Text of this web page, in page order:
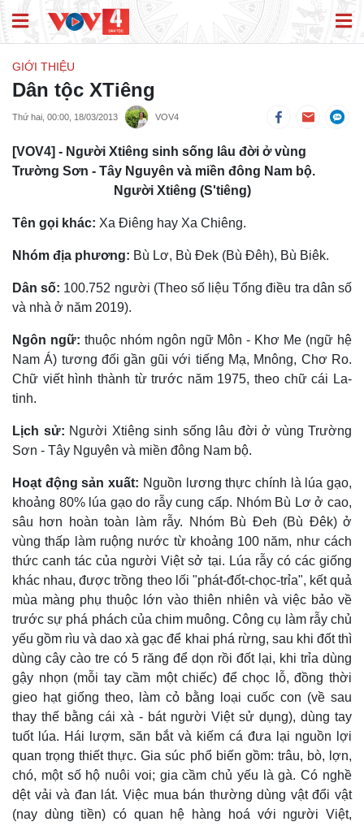
GIỚI THIỆU
Dân tộc XTiêng
Thứ hai, 00:00, 18/03/2013 VOV4
[VOV4] - Người Xtiêng sinh sống lâu đời ở vùng
Trường Sơn - Tây Nguyên và miền đông Nam bộ.
Người Xtiêng (S'tiêng)
Tên gọi khác: Xa Ðiêng hay Xa Chiêng.
Nhóm địa phương: Bù Lơ, Bù Ðek (Bù Ðêh), Bù Biêk.
Dân số: 100.752 người (Theo số liệu Tổng điều tra dân số
và nhà ở năm 2019).
Ngôn ngữ: thuộc nhóm ngôn ngữ Môn - Khơ Me (ngữ hệ
Nam Á) tương đối gần gũi với tiếng Mạ, Mnông, Chơ Ro.
Chữ viết hình thành từ trước năm 1975, theo chữ cái La-
tinh.
Lịch sử: Người Xtiêng sinh sống lâu đời ở vùng Trường
Sơn - Tây Nguyên và miền đông Nam bộ.
Hoạt động sản xuất: Nguồn lương thực chính là lúa gạo,
khoảng 80% lúa gạo do rẫy cung cấp. Nhóm Bù Lơ ở cao,
sâu hơn hoàn toàn làm rẫy. Nhóm Bù Ðeh (Bù Ðêk) ở
vùng thấp làm ruộng nước từ khoảng 100 năm, như cách
thức canh tác của người Việt sở tại. Lúa rẫy có các giống
khác nhau, được trồng theo lối "phát-đốt-chọc-trỉa", kết quả
mùa màng phụ thuộc lớn vào thiên nhiên và việc bảo về
trước sự phá phách của chim muông. Công cụ làm rẫy chủ
yếu gồm rìu và dao xà gạc để khai phá rừng, sau khi đốt thì
dùng cây cào tre có 5 răng để dọn rồi đốt lại, khi trỉa dùng
gậy nhọn (mỗi tay cầm một chiếc) để chọc lỗ, đồng thời
gieo hạt giống theo, làm cỏ bằng loại cuốc con (về sau
thay thế bằng cái xà - bát người Việt sử dụng), dùng tay
tuốt lúa. Hái lượm, săn bắt và kiếm cá đưa lại nguồn lợi
quan trọng thiết thực. Gia súc phổ biến gồm: trâu, bò, lợn,
chó, một số hộ nuôi voi; gia cầm chủ yếu là gà. Có nghề
dệt vải và đan lát. Việc mua bán thường dùng vật đổi vật
(nay dùng tiền) có quan hệ hàng hoá với người Việt,